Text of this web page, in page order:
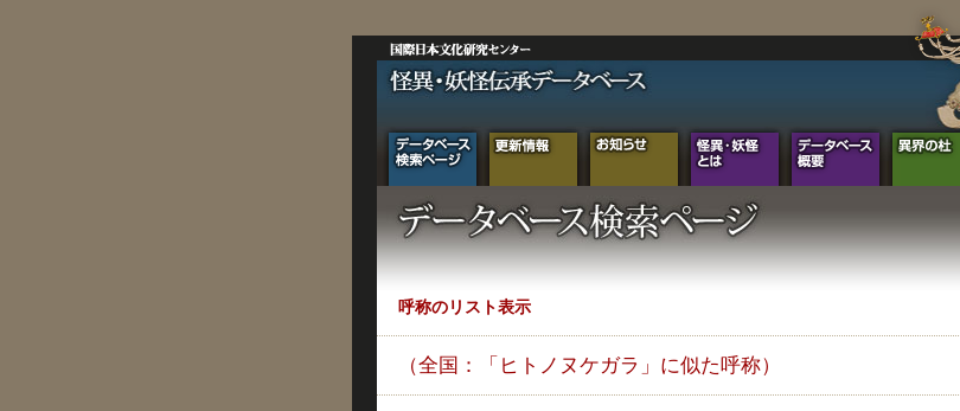
呼称のリスト表示
（全国：「ヒトノヌケガラ」に似た呼称）